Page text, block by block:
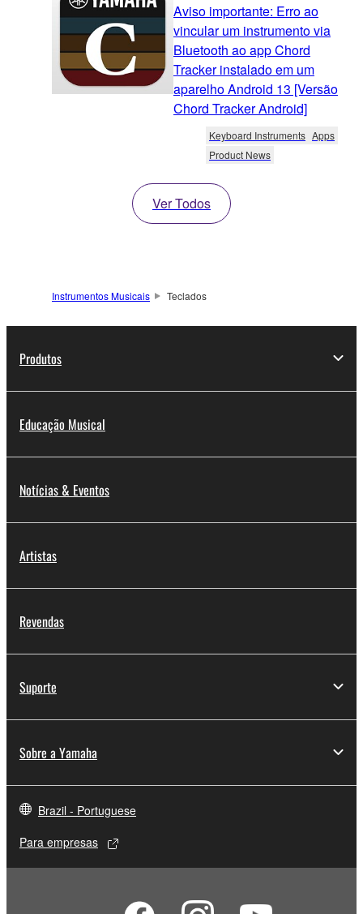
Aviso importante: Erro ao
vincular um instrumento via
Bluetooth ao app Chord
Tracker instalado em um
aparelho Android 13 [Versão
Chord Tracker Android]
Keyboard Instruments Apps
Product News
Ver Todos
Instrumentos Musicais Teclados
Produtos
Educação Musical
Notícias & Eventos
Artistas
Revendas
Suporte
Sobre a Yamaha
Brazil - Portuguese
Para empresas